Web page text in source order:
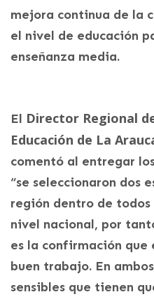
mejora continua de la
el nivel de educación
enseñanza media.
El Director Regional
Educación de La
comentó al entregar
“se seleccionaron dos
región dentro de todos
nivel nacional, por
es la confirmación que
buen trabajo. En
sensibles que tienen